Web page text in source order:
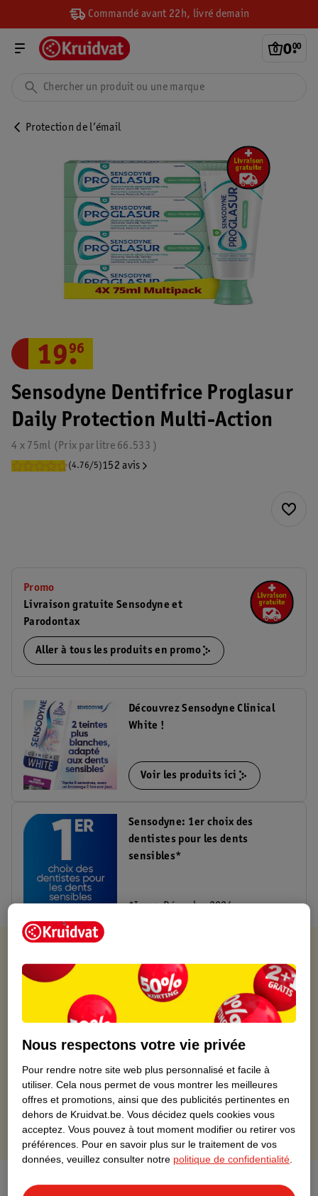
Commandé avant 22h, livré demain
0.
00
Protection de l’émail
Sensodyne Dentifrice Proglasur
Daily Protection Multi-Action
4 x 75ml 66.533
Prix par litre
(4.76/5)152 avis
19.
96
Promo
Livraison gratuite Sensodyne et
Parodontax
Aller à tous les produits en promo
Découvrez Sensodyne Clinical
White !
Voir les produits ici
Sensodyne: 1er choix des
dentistes pour les dents
sensibles*
*Ipsos, Décembre 2024
Retirez votre commande gratuitement dans un magasin,
toujours un magasin à proximité
Commandé avant 22h en semaine, livré le lendemain
Livraison à domicile gratuite à partir de 50 euros ou
livraison gratuite sur divers produits promotionnels
Retours gratuits dans un délai de 30 jours
Points gratuits avec ta carte Kruidvat
À propos de ce produit
Nous respectons votre vie privée
Pour rendre notre site web plus personnalisé et facile à
utiliser. Cela nous permet de vous montrer les meilleures
offres et promotions, ainsi que des publicités pertinentes en
dehors de Kruidvat.be. Vous décidez quels cookies vous
acceptez. Vous pouvez à tout moment modifier ou retirer vos
préférences. Pour en savoir plus sur le traitement de vos
données, veuillez consulter notre politique de confidentialité.